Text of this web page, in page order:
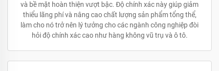
và bề mặt hoàn thiện vượt bậc. Độ chính xác này giúp giảm
thiểu lãng phí và nâng cao chất lượng sản phẩm tổng thể,
làm cho nó trở nên lý tưởng cho các ngành công nghiệp đòi
hỏi độ chính xác cao như hàng không vũ trụ và ô tô.